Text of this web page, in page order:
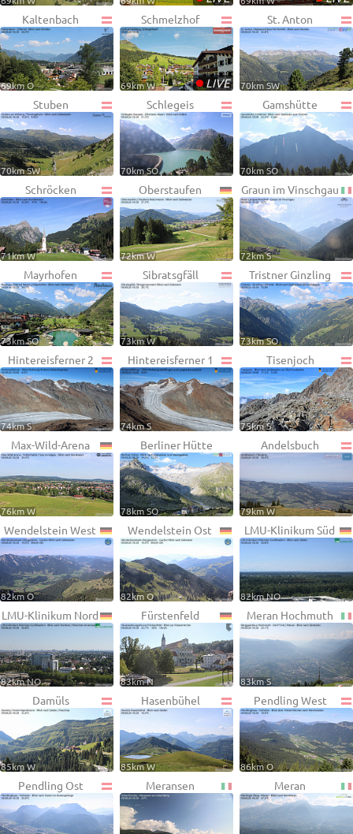
Kaltenbach
69km O
Schmelzhof
•LIVE
69km W
St. Anton
70km SW
Stuben
70km SW
Schlegeis
70km SO
Gamshütte
70km SO
Schröcken
71km W
Oberstaufen
72km W
Graun im Vinschgau
72km S
Mayrhofen
73km SO
Sibratsgfäll
73km W
Tristner Ginzling
73km SO
Hintereisferner 2
74km S
Hintereisferner 1
74km S
Tisenjoch
75km S
Max-Wild-Arena
76km W
Berliner Hütte
78km SO
Andelsbuch
79km W
Wendelstein West
82km O
Wendelstein Ost
82km O
LMU-Klinikum Süd
82km NO
LMU-Klinikum Nord
82km NO
Fürstenfeld
83km N
Meran Hochmuth
83km S
Damüls
85km W
Hasenbühel
85km W
Pendling West
86km O
Pendling Ost Meransen Meran